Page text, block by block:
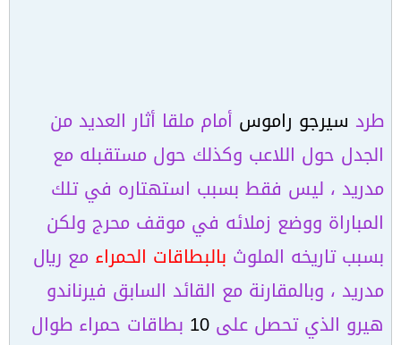
طرد سيرجو راموس أمام ملقا أثار العديد من
الجدل حول اللاعب وكذلك حول مستقبله مع
مدريد ، ليس فقط بسبب استهتاره في تلك
المباراة ووضع زملائه في موقف محرج ولكن
بسبب تاريخه الملوث بالبطاقات الحمراء مع ريال
مدريد ، وبالمقارنة مع القائد السابق فيرناندو
هيرو الذي تحصل على
بطاقات حمراء طوال